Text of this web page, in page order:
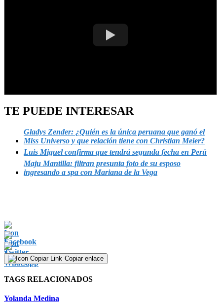
TE PUEDE INTERESAR
Gladys Zender: ¿Quién es la única peruana que ganó el
Miss Universo y que relación tiene con Christian Meier?
Luis Miguel confirma que tendrá segunda fecha en Perú
Maju Mantilla: filtran presunta foto de su esposo
ingresando a spa con Mariana de la Vega
Copiar enlace
TAGS RELACIONADOS
Yolanda Medina